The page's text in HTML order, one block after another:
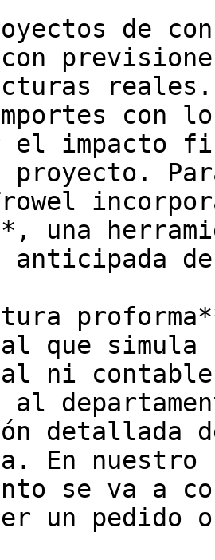
de
reales.
con
impacto
proyecto.
una
anticipada
que
ni
detallada
En nuestro
se va a
un pedido